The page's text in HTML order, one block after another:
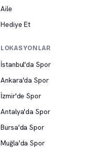
Aile
Hediye Et
LOKASYONLAR
İstanbul'da Spor
Ankara'da Spor
İzmir'de Spor
Antalya'da Spor
Bursa'da Spor
Muğla'da Spor